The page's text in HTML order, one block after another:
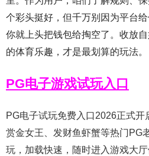
个彩头挺好，但千万别因为平台给
你就上头把钱包给掏空了。收放
的体育乐趣，才是最划算的玩法。
PG电子游戏试玩入口
PG电子试玩免费入口2026正式开
赏金女王、发财鱼虾蟹等热门PG
玩，加载快速，随时进入游戏大